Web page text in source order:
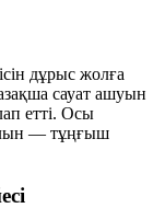
дұрыс жолға
сауат ашуын
етті. Осы
— тұңғыш